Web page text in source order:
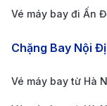
website đặt
kiện đặc biệt.
Linh hoạt về
Vé máy bay đi Ấn
Chặng Bay Nội
Vé máy bay từ Hà